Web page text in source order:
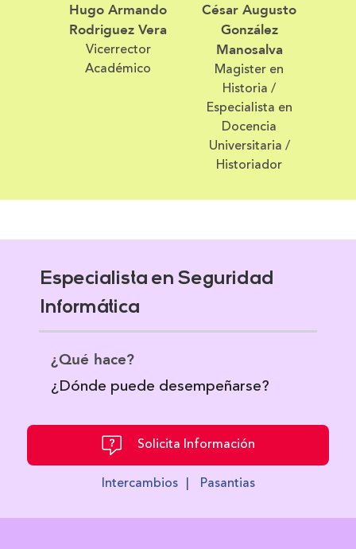
Hugo Armando
Rodriguez Vera
Vicerrector
Académico
César Augusto
González
Manosalva
Magister en
Historia /
Especialista en
Docencia
Universitaria /
Historiador
Especialista en Seguridad
Informática
¿Qué hace?
¿Dónde puede desempeñarse?
Solicita Información
Intercambios | Pasantias